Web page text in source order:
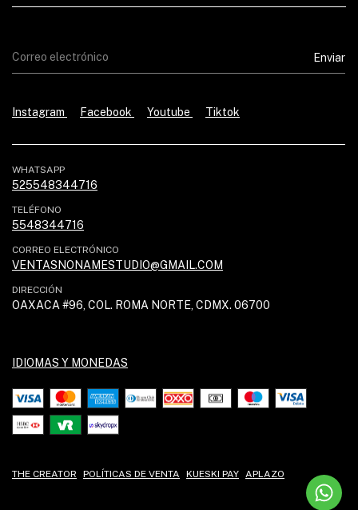
Instagram Facebook Youtube Tiktok
WHATSAPP
525548344716
TELÉFONO
5548344716
CORREO ELECTRÓNICO
VENTASNONAMESTUDIO@GMAIL.COM
DIRECCIÓN
OAXACA #96, COL. ROMA NORTE, CDMX. 06700
IDIOMAS Y MONEDAS
THE CREATOR POLÍTICAS DE VENTA KUESKI PAY APLAZO